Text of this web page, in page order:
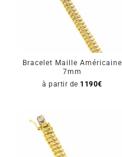
💎 SERVICE CLIENT
Mon Compte
Bracelet Maille Américaine
7mm
à partir de 1190€